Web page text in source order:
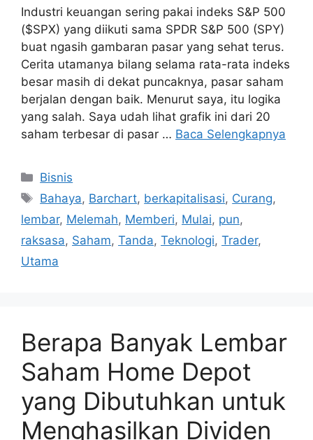
Industri keuangan sering pakai indeks S&P 500
($SPX) yang diikuti sama SPDR S&P 500 (SPY)
buat ngasih gambaran pasar yang sehat terus.
Cerita utamanya bilang selama rata-rata indeks
besar masih di dekat puncaknya, pasar saham
berjalan dengan baik. Menurut saya, itu logika
yang salah. Saya udah lihat grafik ini dari 20
saham terbesar di pasar … Baca Selengkapnya
Kategori
Bisnis
Tag
Bahaya, Barchart, berkapitalisasi, Curang,
lembar, Melemah, Memberi, Mulai, pun,
raksasa, Saham, Tanda, Teknologi, Trader,
Utama
Berapa Banyak Lembar
Saham Home Depot
yang Dibutuhkan untuk
Menghasilkan Dividen